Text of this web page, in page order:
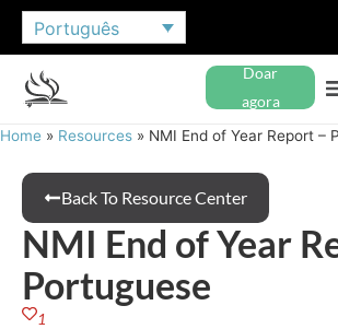
Português
Doar
agora
Home » Resources » NMI End of Year Report –
Back To Resource Center
NMI End of Year
Portuguese
1